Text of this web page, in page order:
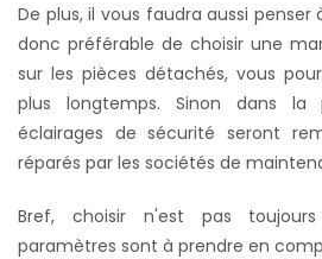
De plus, il vous faudra aussi
donc préférable de choisir une
sur les pièces détachés, vous
plus longtemps. Sinon dans la
éclairages de sécurité seront
réparés par les sociétés de
Bref, choisir n'est pas
paramètres sont à prendre en